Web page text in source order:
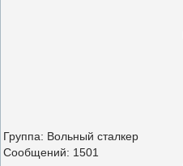
Группа: Вольный сталкер
Сообщений: 1501